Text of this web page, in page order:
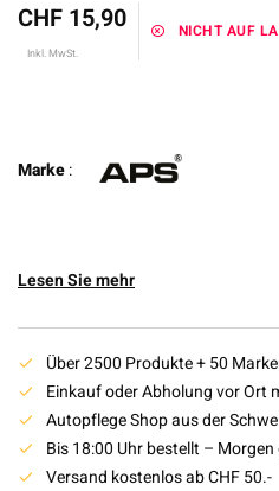
CHF 15,90
Inkl. MwSt.
NICHT AUF
Marke:
Lesen Sie mehr
Über 2500 Produkte + 50
Einkauf oder Abholung vor Ort
Autopflege Shop aus der
Bis 18:00 Uhr bestellt –
Versand kostenlos ab CHF 50.-